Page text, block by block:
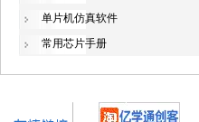
单片机仿真软件
常用芯片手册